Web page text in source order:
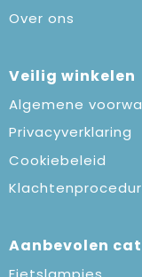
Over ons
Veilig winkelen
Algemene
Privacyverklaring
Cookiebeleid
Aanbevolen